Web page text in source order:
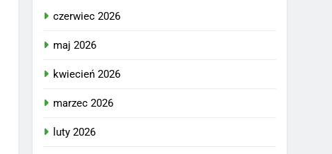
czerwiec 2026
maj 2026
kwiecień 2026
marzec 2026
luty 2026